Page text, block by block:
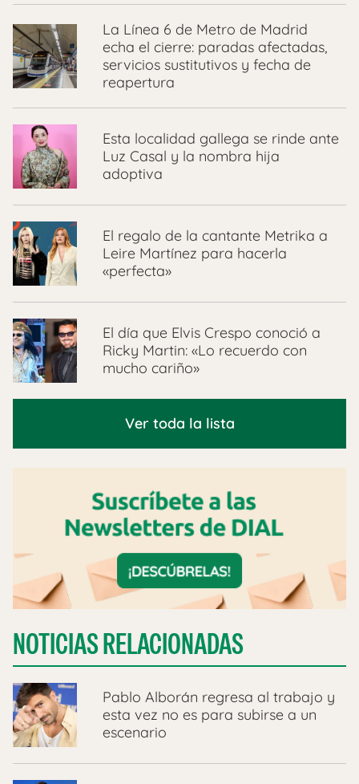
La Línea 6 de Metro de Madrid
echa el cierre: paradas afectadas,
servicios sustitutivos y fecha de
reapertura
Esta localidad gallega se rinde ante
Luz Casal y la nombra hija
adoptiva
El regalo de la cantante Metrika a
Leire Martínez para hacerla
«perfecta»
El día que Elvis Crespo conoció a
Ricky Martin: «Lo recuerdo con
mucho cariño»
Ver toda la lista
NOTICIAS RELACIONADAS
Pablo Alborán regresa al trabajo y
esta vez no es para subirse a un
escenario